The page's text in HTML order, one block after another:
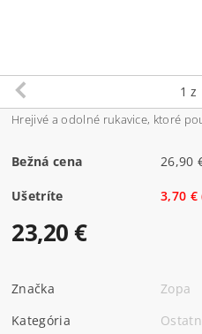
1 z
Hrejivé a odolné rukavice, ktoré
Bežná cena 26,90
Ušetríte 3,70 €
23,20 €
Značka
Zopa
Kategória